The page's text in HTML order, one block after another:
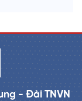
- Đài TNVN